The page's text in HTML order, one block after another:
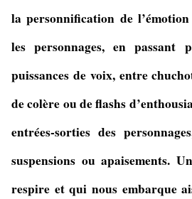
la personnification de
les personnages, en
puissances de voix, entre
de colère ou de flashs
entrées-sorties des
suspensions ou apaisements.
respire et qui nous embarque